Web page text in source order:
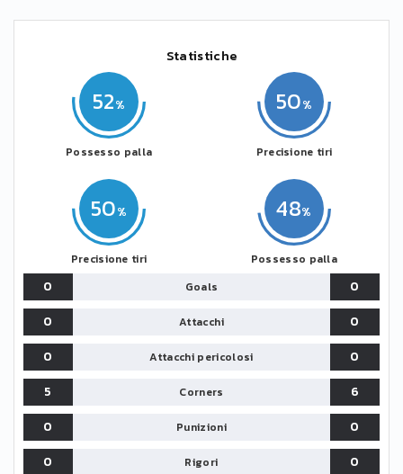
Statistiche
52
Possesso palla
50
Precisione tiri
48
Possesso palla
50
Precisione tiri
0 Goals
0
0
Attacchi
0
0
Attacchi pericolosi
0
5
Corners
6
0
Punizioni
0
0
Rigori 0